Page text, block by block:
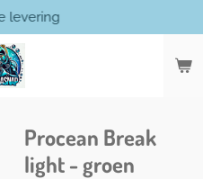
levering
Procean Break
light - groen